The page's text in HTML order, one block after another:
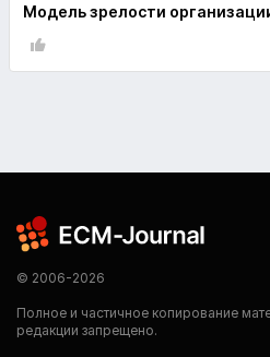
Модель зрелости
© 2006-2026
Полное и частичное копирование
редакции запрещено.